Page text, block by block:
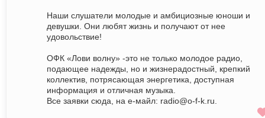
Наши слушатели молодые и амбициозные юноши и
девушки. Они любят жизнь и получают от нее
удовольствие!
ОФК «Лови волну» -это не только молодое радио,
подающее надежды, но и жизнерадостный, крепкий
коллектив, потрясающая энергетика, доступная
информация и отличная музыка.
Все заявки сюда, на е-майл: radio@o-f-k.ru.